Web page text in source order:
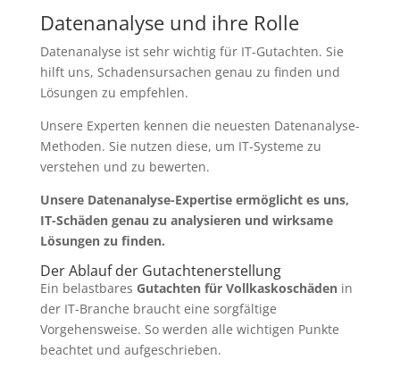
Datenanalyse und ihre Rolle
Datenanalyse ist sehr wichtig für IT-Gutachten. Sie
hilft uns, Schadensursachen genau zu finden und
Lösungen zu empfehlen.
Unsere Experten kennen die neuesten Datenanalyse-
Methoden. Sie nutzen diese, um IT-Systeme zu
verstehen und zu bewerten.
Unsere Datenanalyse-Expertise ermöglicht es uns,
IT-Schäden genau zu analysieren und wirksame
Lösungen zu finden.
Der Ablauf der Gutachtenerstellung
Ein belastbares Gutachten für Vollkaskoschädenin
der IT-Branche braucht eine sorgfältige
Vorgehensweise. So werden alle wichtigen Punkte
beachtet und aufgeschrieben.